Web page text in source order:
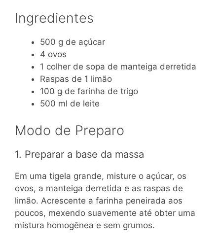
Ingredientes
500 g de açúcar
4 ovos
1 colher de sopa de manteiga derretida
Raspas de 1 limão
100 g de farinha de trigo
500 ml de leite
Modo de Preparo
1. Preparar a base da massa
Em uma tigela grande, misture o açúcar, os
ovos, a manteiga derretida e as raspas de
limão. Acrescente a farinha peneirada aos
poucos, mexendo suavemente até obter uma
mistura homogênea e sem grumos.